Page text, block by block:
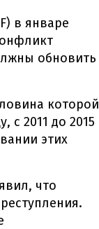
в январе
обновить
которой
2011 до 2015
этих
что